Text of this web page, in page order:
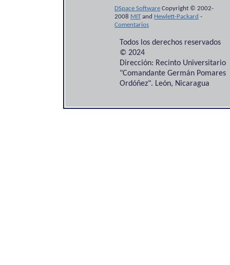
DSpace Software Copyright © 2002-
2008 MITand Hewlett-Packard -
Comentarios
Todos los derechos reservados
© 2024
Dirección: Recinto Universitario
"Comandante Germán Pomares
Ordóñez". León, Nicaragua